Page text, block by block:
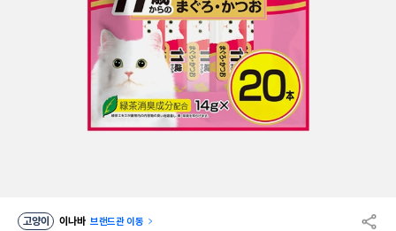
고양이 이나바 브랜드관 이동